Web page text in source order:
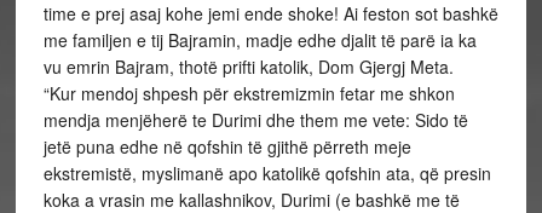
time e prej asaj kohe jemi ende shoke! Ai feston sot bashkë
me familjen e tij Bajramin, madje edhe djalit të parë ia ka
vu emrin Bajram, thotë prifti katolik, Dom Gjergj Meta.
“Kur mendoj shpesh për ekstremizmin fetar me shkon
mendja menjëherë te Durimi dhe them me vete: Sido të
jetë puna edhe në qofshin të gjithë përreth meje
ekstremistë, myslimanë apo katolikë qofshin ata, që presin
koka a vrasin me kallashnikov, Durimi (e bashkë me të